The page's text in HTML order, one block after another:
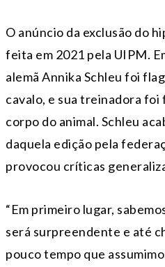
O anúncio da exclusão do
feita em 2021 pela UIPM.
alemã Annika Schleu foi
cavalo, e sua treinadora foi
corpo do animal. Schleu
daquela edição pela
provocou críticas
“Em primeiro lugar,
será surpreendente e até
pouco tempo que